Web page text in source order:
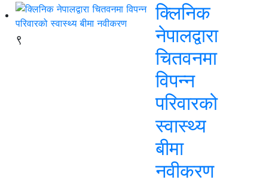
९
क्लिनिक
नेपालद्वारा
चितवनमा
विपन्न
परिवारको
स्वास्थ्य
बीमा
नवीकरण